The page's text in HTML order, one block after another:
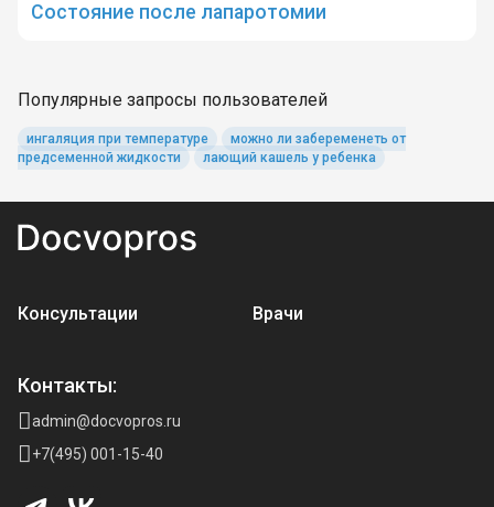
Состояние после лапаротомии
Популярные запросы пользователей
ингаляция при температуре
можно ли забеременеть от
предсеменной жидкости
лающий кашель у ребенка
Консультации Врачи
Контакты:
admin@docvopros.ru
+7(495) 001-15-40